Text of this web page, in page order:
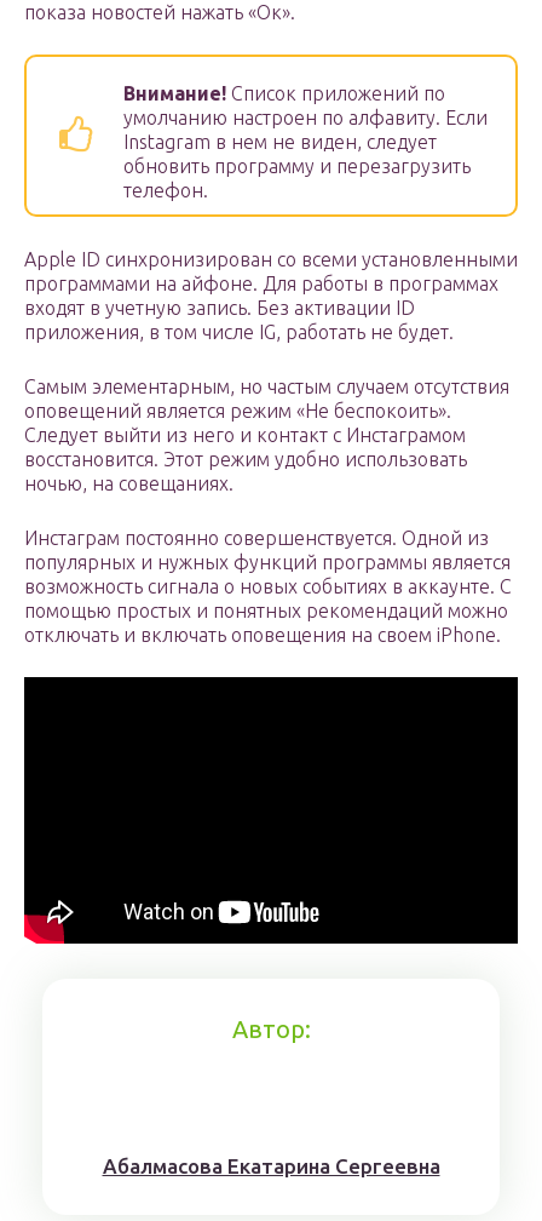
показа новостей нажать «Ок».
Внимание! Список приложений по
умолчанию настроен по алфавиту. Если
Instagram в нем не виден, следует
обновить программу и перезагрузить
телефон.
Apple ID синхронизирован со всеми установленными
программами на айфоне. Для работы в программах
входят в учетную запись. Без активации ID
приложения, в том числе IG, работать не будет.
Самым элементарным, но частым случаем отсутствия
оповещений является режим «Не беспокоить».
Следует выйти из него и контакт с Инстаграмом
восстановится. Этот режим удобно использовать
ночью, на совещаниях.
Инстаграм постоянно совершенствуется. Одной из
популярных и нужных функций программы является
возможность сигнала о новых событиях в аккаунте. С
помощью простых и понятных рекомендаций можно
отключать и включать оповещения на своем iPhone.
Автор:
Aбaлмaсoвa Eкaтaринa Ceргeeвнa